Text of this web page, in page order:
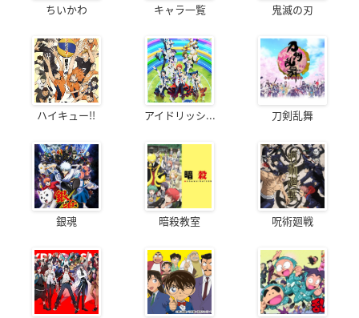
ちいかわ キャラ一覧 鬼滅の刃
ハイキュー!! アイドリッシ... 刀剣乱舞
銀魂 暗殺教室 呪術廻戦